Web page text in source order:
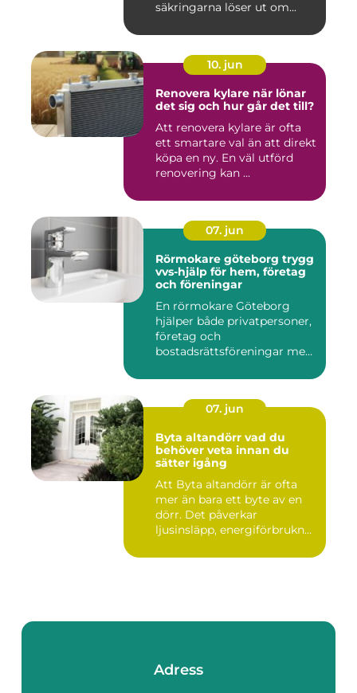
säkringarna löser ut om...
10. jun
Renovera kylare när lönar
det sig och hur går det till?
Att renovera kylare är ofta
ett smartare val än att direkt
köpa en ny. En väl utförd
renovering kan ...
07. jun
Rörmokare göteborg trygg
vvs-hjälp för hem, företag
och föreningar
En rörmokare Göteborg
hjälper både privatpersoner,
företag och
bostadsrättsföreningar med
07. jun
Byta altandörr vad du
behöver veta innan du
sätter igång
Att Byta altandörr är ofta
mer än bara ett byte av en
dörr. Det påverkar
ljusinsläpp, energiförbrukn...
Adress